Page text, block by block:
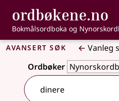
Gå til hovudinnhald
Tilgjenge
ordbøkene.no
Bokmålsordboka og
Avansert søk
Vanleg
Ordbøker